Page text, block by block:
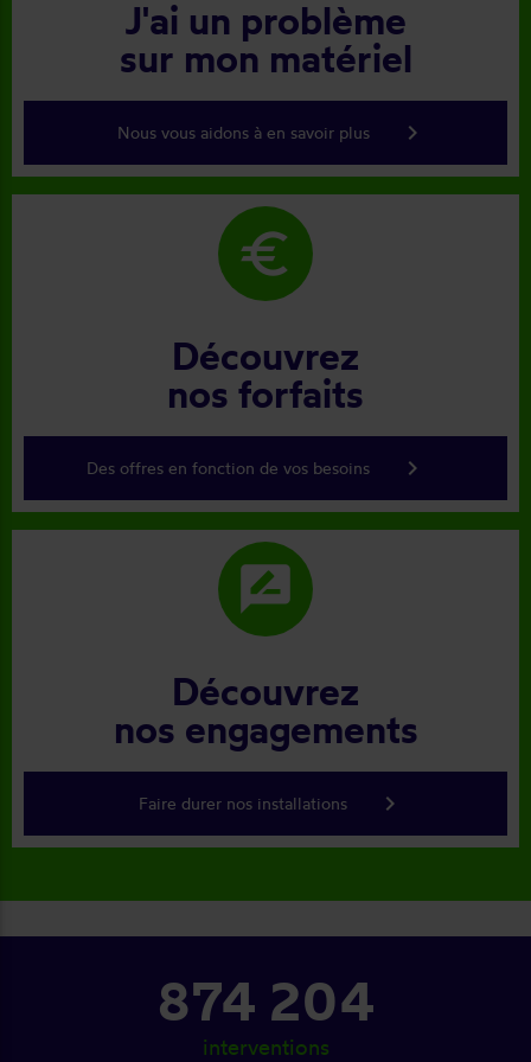
J'ai un problème
sur mon matériel
Nous vous aidons à en savoir plus keyboard_arrow_right
euro
Découvrez
nos forfaits
Des offres en fonction de vos besoins keyboard_arrow_right
rate_review
Découvrez
nos engagements
Faire durer nos installations keyboard_arrow_right
874 204
interventions